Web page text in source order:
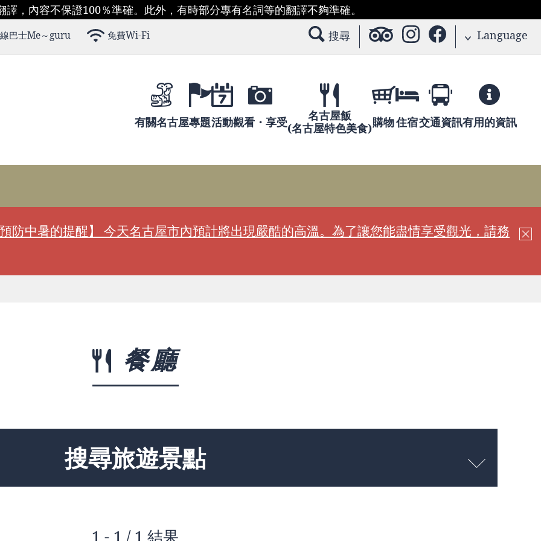
譯，內容不保證100％準確。此外，有時部分專有名詞等的翻譯不夠準確。
巴士Me～guru 免費Wi-Fi 搜尋 Language
有關名古屋專題活動觀看・享受
名古屋飯
(名古屋特色美食)購物住宿交通資訊有用的資訊
防中暑的提醒】 今天名古屋市內預計將出現嚴酷的高溫。為了讓您能盡情享受觀光，請務
餐廳
搜尋旅遊景點
1 - 1 / 1 結果